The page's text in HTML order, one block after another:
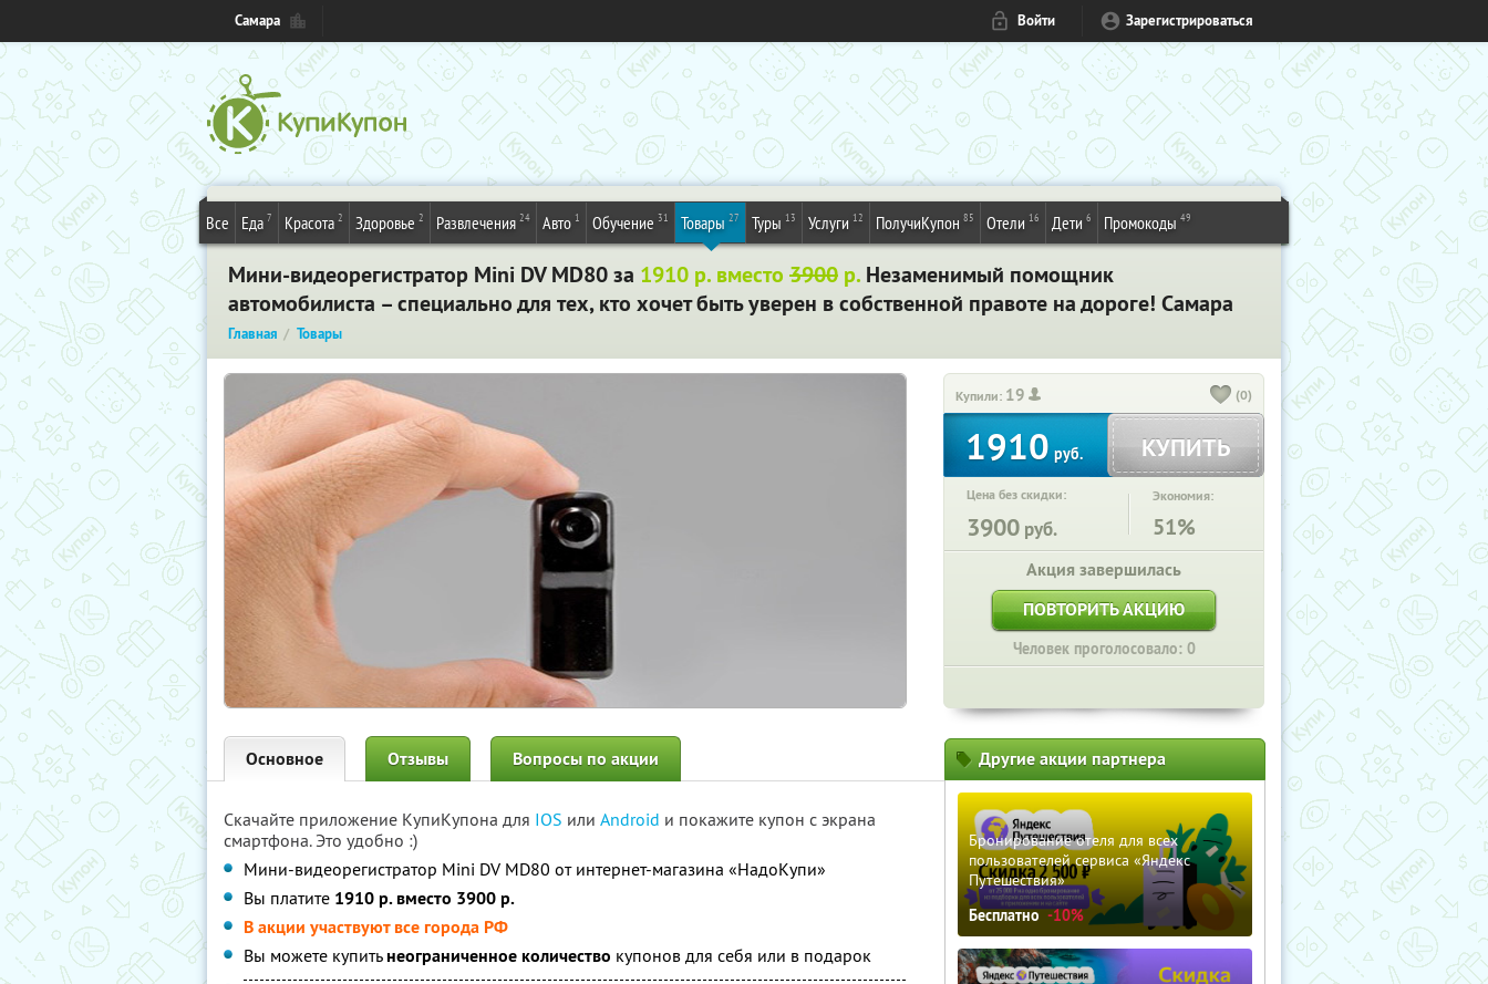
Самара Войти Зарегистрироваться
Все Еда 7 Красота 2 Здоровье 2 Развлечения 24 Авто 1 Обучение 31 Товары 27 Туры 13 Услуги 12 ПолучиКупон 85 Отели 16 Дети 6 Промокоды 49
Мини-видеорегистратор Mini DV MD80 за 1910 р. вместо 3900 р. Незаменимый помощник
автомобилиста – специально для тех, кто хочет быть уверен в собственной правоте на дороге! Самара
Главная Товары
Купили: 19 (0)
1910руб. КУПИТЬ
Цена без скидки:
3900 руб.
Экономия:
51%
Акция завершилась
ПОВТОРИТЬ АКЦИЮ
Человек проголосовало: 0
Основное Отзывы Вопросы по акции
Скачайте приложение КупиКупона для IOS или Android и покажите купон с экрана
смартфона. Это удобно :)
Мини-видеорегистратор Mini DV MD80 от интернет-магазина «НадоКупи»
Вы платите 1910 р. вместо 3900 р.
В акции участвуют все города РФ
Вы можете купитьнеограниченное количество купонов для себя или в подарок
Другие акции партнера
Бронирование отеля для всех
пользователей сервиса «Яндекс
Путешествия»
Бесплатно -10%